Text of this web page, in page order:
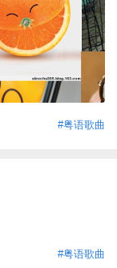
#粤语歌曲
#粤语歌曲